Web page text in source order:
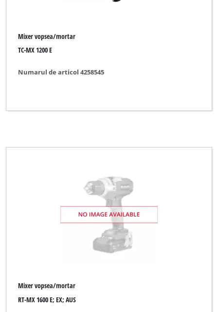
Mixer vopsea/mortar
TC-MX 1200 E
Numarul de articol 4258545
Mixer vopsea/mortar
RT-MX 1600 E; EX; AUS